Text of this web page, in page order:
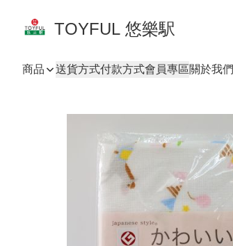
TOYFUL 悠樂駅
商品 送貨方式付款方式會員專區關於我們